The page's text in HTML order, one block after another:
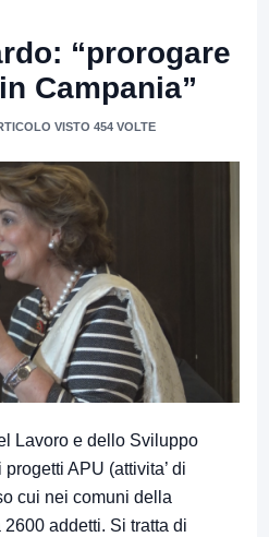
“prorogare
Campania”
VISTO 454 VOLTE
Lavoro e dello Sviluppo
APU (attivita’ di
cui nei comuni della
addetti. Si tratta di